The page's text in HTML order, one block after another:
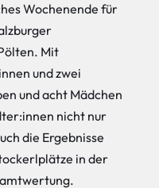
Wochenende für
Mit
und zwei
und acht Mädchen
nicht nur
die Ergebnisse
in der